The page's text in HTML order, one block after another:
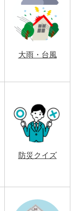
大雨・台風
防災クイズ